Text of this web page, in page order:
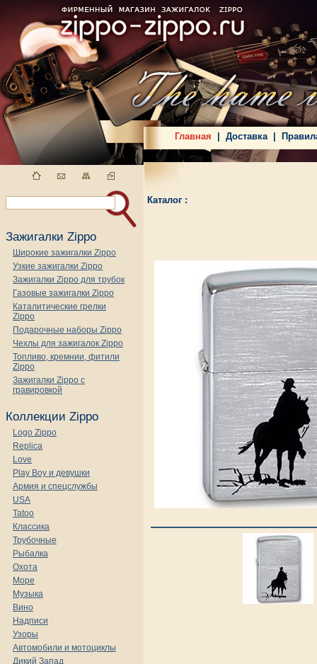
Главная Доставка
Зажигалки Zippo
Широкие зажигалки Zippo
Узкие зажигалки Zippo
Зажигалки Zippo для трубок
Газовые зажигалки Zippo
Каталитические грелки
Zippo
Подарочные наборы Zippo
Чехлы для зажигалок Zippo
Топливо, кремнии, фитили
Zippo
Зажигалки Zippo с
гравировкой
Коллекции Zippo
Logo Zippo
Replica
Love
Play Boy и девушки
Армия и спецслужбы
USA
Tatoo
Классика
Трубочные
Рыбалка
Охота
Море
Музыка
Вино
Надписи
Узоры
Автомобили и мотоциклы
Дикий Запад
Каталог :